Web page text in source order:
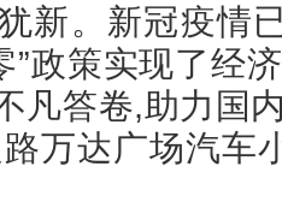
新。新冠疫情
”政策实现了经
凡答卷,助力国
万达广场汽车